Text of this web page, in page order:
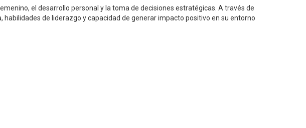
el desarrollo personal y la toma de decisiones estratégicas. A través de
de liderazgo y capacidad de generar impacto positivo en su entorno